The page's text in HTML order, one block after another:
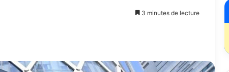
3 minutes de lecture